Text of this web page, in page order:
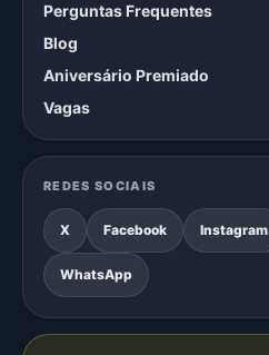
Perguntas Frequentes
Blog
Aniversário Premiado
Vagas
REDES SOCIAIS
X Facebook Instagram
WhatsApp